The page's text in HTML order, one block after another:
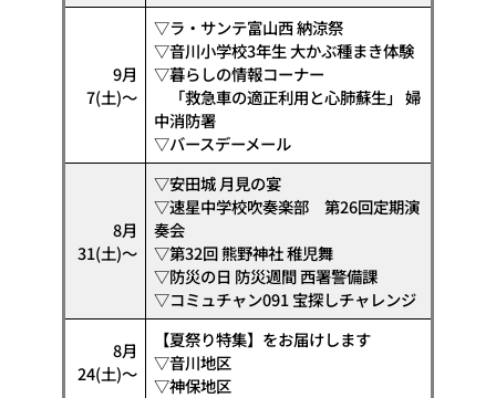
9月
7(土)〜
▽ラ・サンテ富山西 納涼祭
▽音川小学校3年生 大かぶ種まき体験
▽暮らしの情報コーナー
「救急車の適正利用と心肺蘇生」 婦
中消防署
▽バースデーメール
8月
31(土)～
▽安田城 月見の宴
▽速星中学校吹奏楽部 第26回定期演
奏会
▽第32回 熊野神社 稚児舞
▽防災の日 防災週間 西署警備課
▽コミュチャン091 宝探しチャレンジ
8月
24(土)～
【夏祭り特集】をお届けします
▽音川地区
▽神保地区